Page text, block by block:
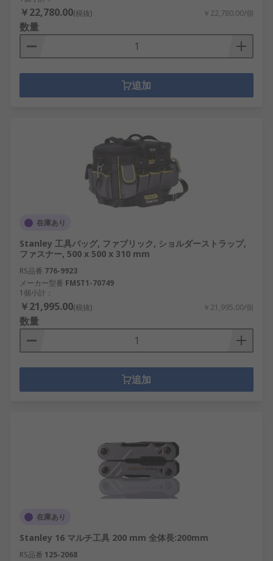
￥22,780.00(税抜) ￥22,780.00/個
数量
追加
在庫あり
Stanley 工具バッグ, ファブリック, ショルダーストラップ,
ファスナー, 500 x 500 x 310 mm
RS品番 776-9923
メーカー型番 FMST1-70749
1個小計：
￥21,995.00(税抜) ￥21,995.00/個
数量
追加
在庫あり
Stanley 16 マルチ工具 200 mm 全体長:200mm
RS品番 125-2068